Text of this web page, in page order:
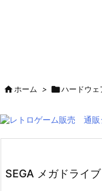
ホーム > ハードウェ
SEGA メガドライ